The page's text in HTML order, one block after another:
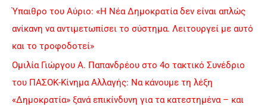
h
Ύπαιθρο του Αύριο: «Η Νέα Δημοκρατία δεν είναι απλώς
ανίκανη να αντιμετωπίσει το σύστημα. Λειτουργεί με αυτό
και το τροφοδοτεί»
Ομιλία Γιώργου Α. Παπανδρέου στο 4ο τακτικό Συνέδριο
του ΠΑΣΟΚ-Κίνημα Αλλαγής: Να κάνουμε τη λέξη
«Δημοκρατία» ξανά επικίνδυνη για τα κατεστημένα – και